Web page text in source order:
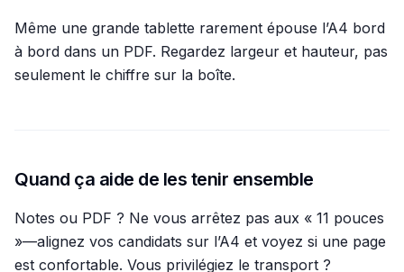
Même une grande tablette rarement épouse l’A4 bord
à bord dans un PDF. Regardez largeur et hauteur, pas
seulement le chiffre sur la boîte.
Quand ça aide de les tenir ensemble
Notes ou PDF ? Ne vous arrêtez pas aux « 11 pouces
»—alignez vos candidats sur l’A4 et voyez si une page
est confortable. Vous privilégiez le transport ?